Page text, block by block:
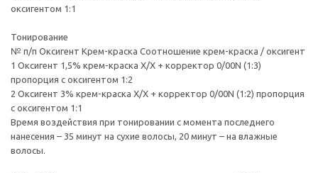
оксигентом 1:1
Тонирование
№ п/п Оксигент Крем-краска Соотношение крем-краска / оксигент
1 Оксигент 1,5% крем-краска Х/Х + корректор 0/00N (1:3)
пропорция с оксигентом 1:2
2 Оксигент 3% крем-краска Х/Х + корректор 0/00N (1:2) пропорция
с оксигентом 1:1
Время воздействия при тонировании с момента последнего
нанесения – 35 минут на сухие волосы, 20 минут – на влажные
волосы.